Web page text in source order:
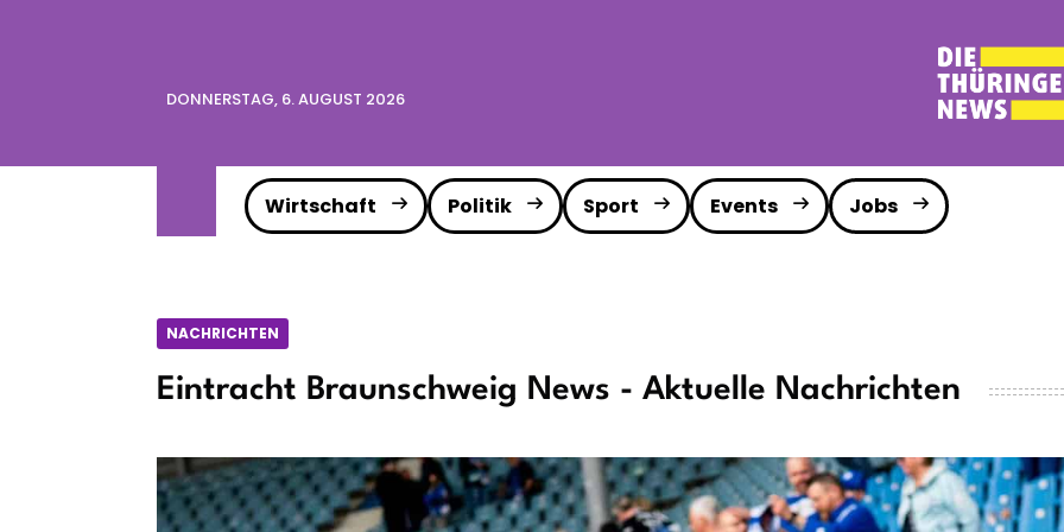
DONNERSTAG, 6. AUGUST 2026
Wirtschaft Politik Sport Events Jobs
NACHRICHTEN
Eintracht Braunschweig News - Aktuelle Nachrichten